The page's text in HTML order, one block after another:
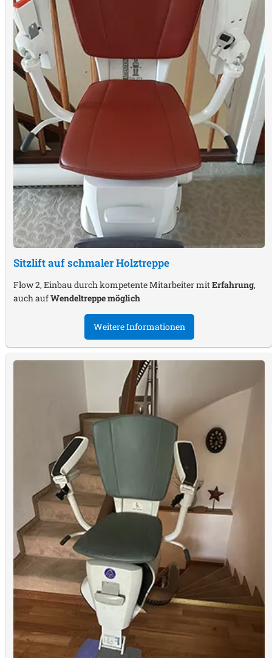
Sitzlift auf schmaler Holztreppe
Flow 2, Einbau durch kompetente Mitarbeiter mitErfahrung,
auch aufWendeltreppe möglich
Weitere Informationen